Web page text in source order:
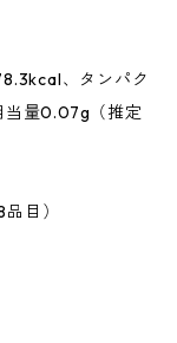
、タンパク
当量0.07g（推定
目）